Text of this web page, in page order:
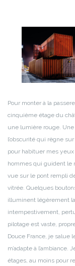
Pour monter à la
cinquième étage du
une lumière rouge. Une
l’obscurité qui règne
pour habituer mes
hommes qui guident le
vue sur le pont rempli
vitrée. Quelques
illuminent légèrement
intempestivement,
pilotage est vaste,
Douce France, je salue
m’adapte à l’ambiance.
étages, au moins pour